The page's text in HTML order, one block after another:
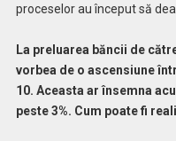
proceselor au început să dea
La preluarea băncii de
vorbea de o ascensiune
10. Aceasta ar însemna
peste 3%. Cum poate fi